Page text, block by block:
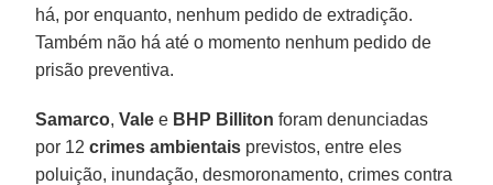
há, por enquanto, nenhum pedido de extradição.
Também não há até o momento nenhum pedido de
prisão preventiva.
Samarco,Vale e BHP Billiton foram denunciadas
por 12crimes ambientais previstos, entre eles
poluição, inundação, desmoronamento, crimes contra